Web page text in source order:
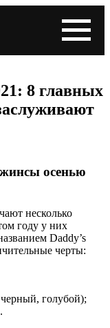
8 главных
осенью
несколько
году у них
Daddy’s
черты:
голубой);